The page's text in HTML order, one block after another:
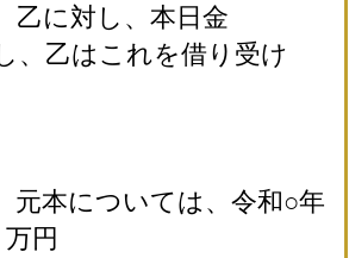
乙に対し、本日金
、乙はこれを借り受け
ついては、令和○年
円